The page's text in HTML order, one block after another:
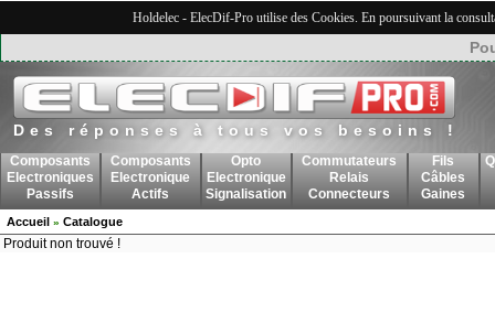
Holdelec - ElecDif-Pro utilise des Cookies. En poursuivant la
Des réponses à tous vos besoins !
Composants
Electroniques
Passifs
Composants
Electronique
Actifs
Opto
Electronique
Signalisation
Commutateurs
Relais
Connecteurs
Fils
Câbles
Gaines
Accueil » Catalogue
Produit non trouvé !